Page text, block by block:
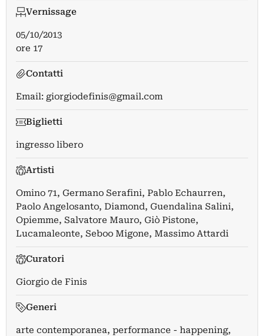
Vernissage
05/10/2013
ore 17
Contatti
Email: giorgiodefinis@gmail.com
Biglietti
ingresso libero
Artisti
Omino 71, Germano Serafini, Pablo Echaurren,
Paolo Angelosanto, Diamond, Guendalina Salini,
Opiemme, Salvatore Mauro, Giò Pistone,
Lucamaleonte, Seboo Migone, Massimo Attardi
Curatori
Giorgio de Finis
Generi
arte contemporanea, performance - happening,